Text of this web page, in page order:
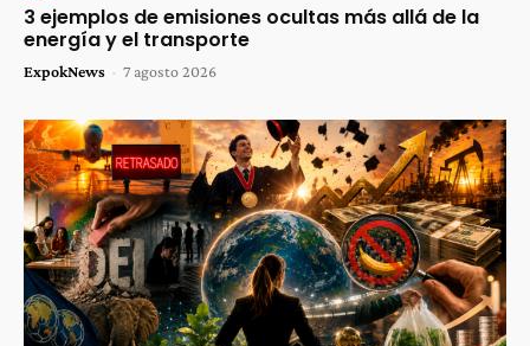
3 ejemplos de emisiones ocultas más allá de la
energía y el transporte
ExpokNews - 7 agosto 2026